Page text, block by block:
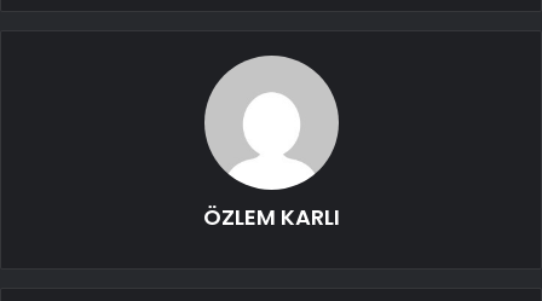
ÖZLEM KARLI